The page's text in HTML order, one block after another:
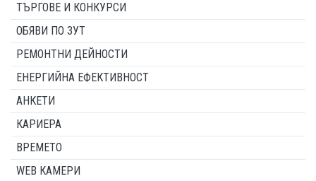
ТЪРГОВЕ И КОНКУРСИ
ОБЯВИ ПО ЗУТ
РЕМОНТНИ ДЕЙНОСТИ
ЕНЕРГИЙНА ЕФЕКТИВНОСТ
АНКЕТИ
КАРИЕРА
ВРЕМЕТО
WEB КАМЕРИ